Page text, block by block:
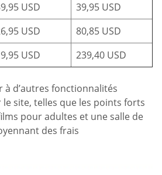
USD
39,95 USD
USD
80,85 USD
USD 239,40 USD
à d’autres fonctionnalités
site, telles que les points forts
pour adultes et une salle de
des frais